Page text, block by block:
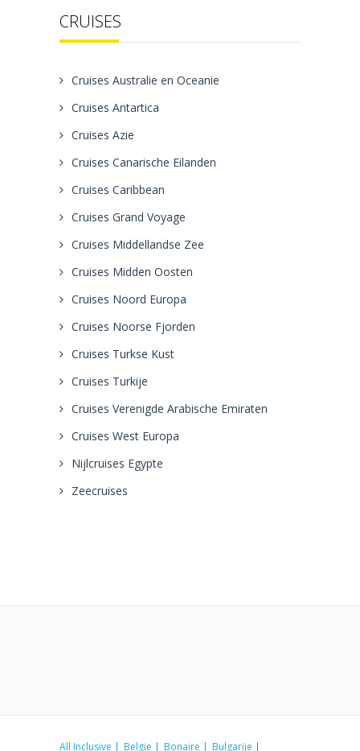
CRUISES
Cruises Australie en Oceanie
Cruises Antartica
Cruises Azie
Cruises Canarische Eilanden
Cruises Caribbean
Cruises Grand Voyage
Cruises Middellandse Zee
Cruises Midden Oosten
Cruises Noord Europa
Cruises Noorse Fjorden
Cruises Turkse Kust
Cruises Turkije
Cruises Verenigde Arabische Emiraten
Cruises West Europa
Nijlcruises Egypte
Zeecruises
All Inclusive Belgie Bonaire Bulgarije